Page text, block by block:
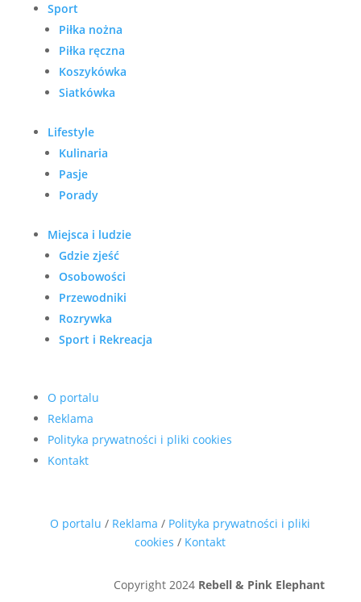
Sport
Piłka nożna
Piłka ręczna
Koszykówka
Siatkówka
Lifestyle
Kulinaria
Pasje
Porady
Miejsca i ludzie
Gdzie zjeść
Osobowości
Przewodniki
Rozrywka
Sport i Rekreacja
O portalu
Reklama
Polityka prywatności i pliki cookies
Kontakt
O portalu / Reklama / Polityka prywatności i pliki
cookies / Kontakt
Copyright 2024 Rebell & Pink Elephant